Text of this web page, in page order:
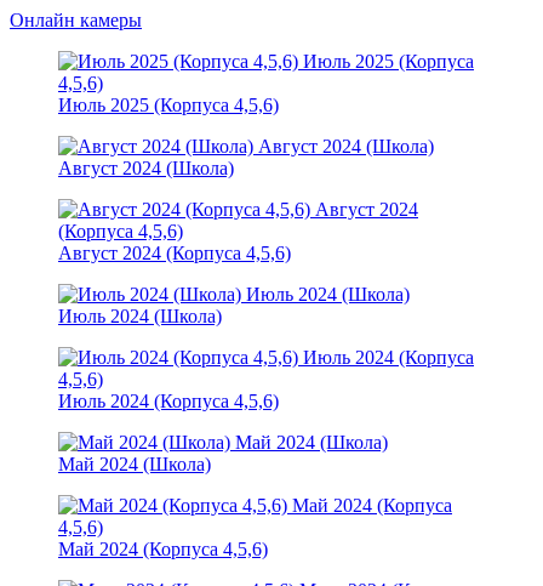
Онлайн камеры
Июль 2025 (Корпуса
4,5,6)
Июль 2025 (Корпуса 4,5,6)
Август 2024 (Школа)
Август 2024 (Школа)
Август 2024
(Корпуса 4,5,6)
Август 2024 (Корпуса 4,5,6)
Июль 2024 (Школа)
Июль 2024 (Школа)
Июль 2024 (Корпуса
4,5,6)
Июль 2024 (Корпуса 4,5,6)
Май 2024 (Школа)
Май 2024 (Школа)
Май 2024 (Корпуса
4,5,6)
Май 2024 (Корпуса 4,5,6)